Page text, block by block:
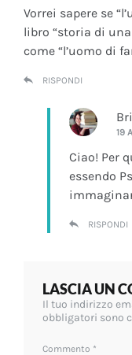
Vorrei sapere se
libro “storia di
come “l’uomo di
RISPONDI
19
Ciao! Per
essendo
RISPONDI
LASCIA UN
Il tuo indirizzo
obbligatori sono
Commento *